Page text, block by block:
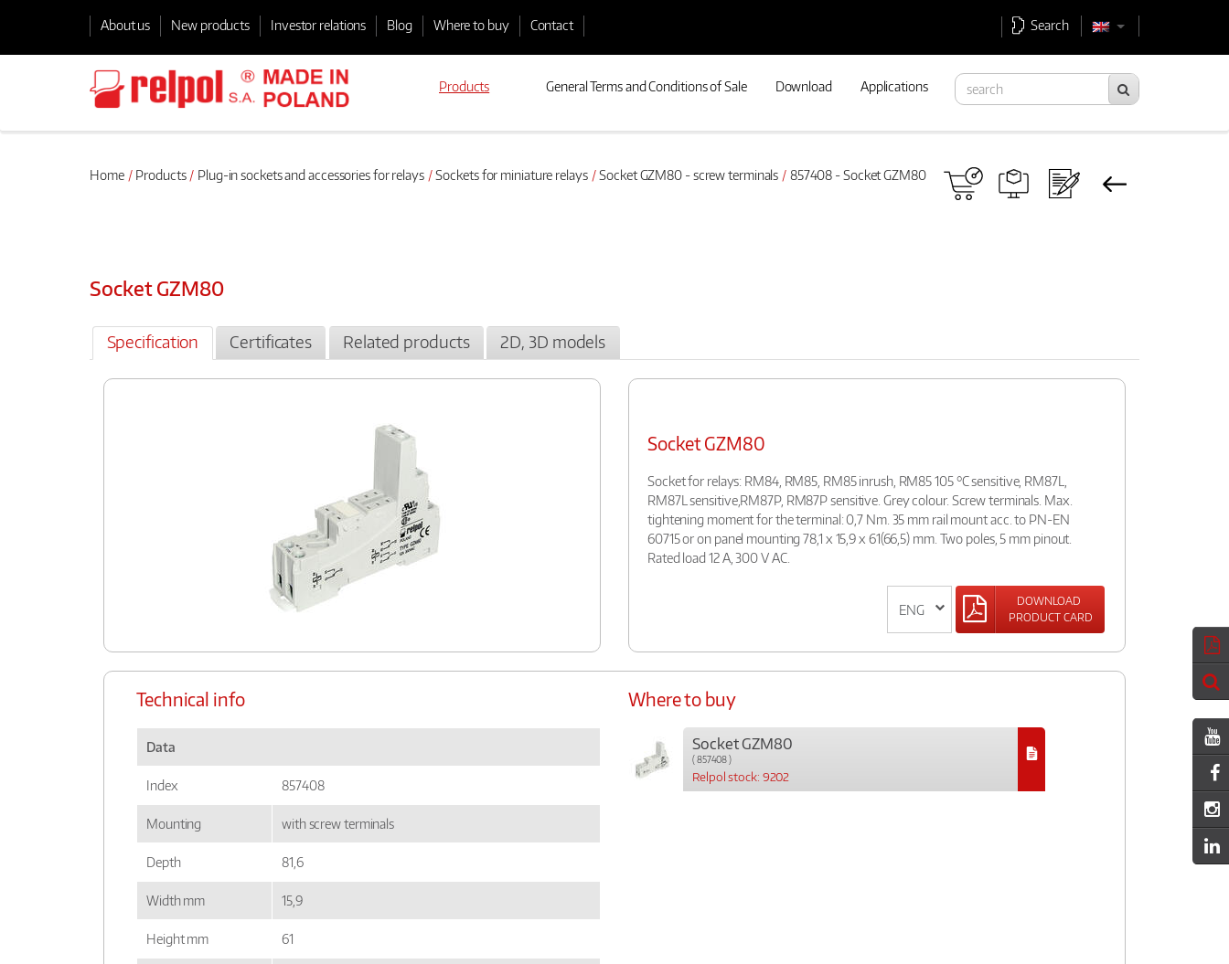
About us New products Investor relations Blog Where to buy Contact Search
Products General Terms and Conditions of Sale Download Applications
Home Products Plug-in sockets and accessories for relays Sockets for miniature relays Socket GZM80 - screw terminals 857408 - Socket GZM80
Socket GZM80
Specification Certificates Related products 2D, 3D models
Socket GZM80
Socket for relays: RM84, RM85, RM85 inrush, RM85 105 °C sensitive, RM87L,
RM87L sensitive,RM87P, RM87P sensitive. Grey colour. Screw terminals. Max.
tightening moment for the terminal: 0,7 Nm. 35 mm rail mount acc. to PN-EN
60715 or on panel mounting 78,1 x 15,9 x 61(66,5) mm. Two poles, 5 mm pinout.
Rated load 12 A, 300 V AC.
DOWNLOAD
PRODUCT CARD
Technical info
Data
Index 857408
Mounting with screw terminals
Depth 81,6
Width mm 15,9
Height mm 61
Where to buy
Socket GZM80
( 857408 )
Relpol stock: 9202